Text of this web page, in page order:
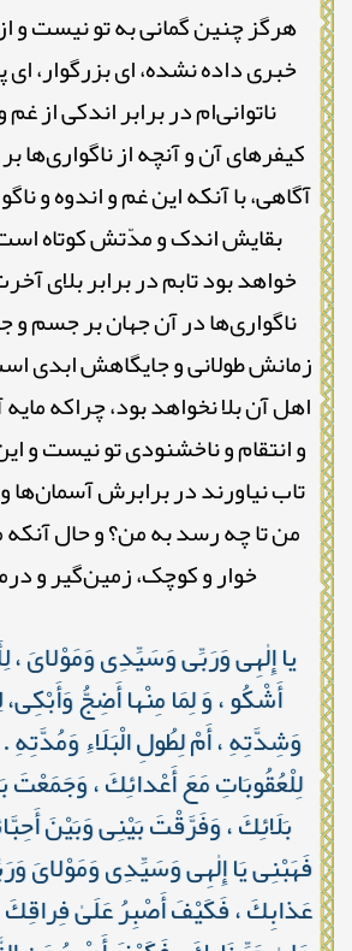
هرگز چنین گمانی به تو نیست و
خبری داده نشده، ای بزرگوار، ای
ناتوانی‌ام در برابر اندکی از غم
کیفرهای آن و آنچه از
آگاهی، با آنکه این غم و اندوه و
بقایش اندک و مدّتش کوتاه
خواهد بود تابم در برابر بلای
ناگواری‌ها در آن جهان بر جسم و
زمانش طولانی و جایگاهش ابدی
اهل آن بلا نخواهد بود، چراکه
و انتقام و ناخشنودی تو نیست و
تاب نیاورند در برابرش آسمان‌ها
من تا چه رسد به من؟ و حال آنکه
خوار و کوچک، زمین‌گیر و
يا إِلٰهِى وَرَبِّى وَسَيِّدِى وَمَوْلاىَ ،
أَشْكُو ، وَ لِمَا مِنْها أَضِجُّ وَأَبْكِى،
وَشِدَّتِهِ ، أَمْ لِطُولِ الْبَلَاءِ
لِلْعُقُوبَاتِ مَعَ أَعْدائِكَ ، وَجَمَعْتَ
بَلَائِكَ ، وَفَرَّقْتَ بَيْنِى وَبَيْنَ
فَهَبْنِى يَا إِلٰهِى وَسَيِّدِى وَمَوْلاىَ
عَذابِكَ ، فَكَيْفَ أَصْبِرُ عَلَىٰ